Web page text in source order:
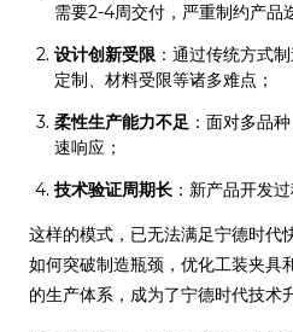
需要2-4周交付，严重制约产品
设计创新受限 ：通过传统方式
定制、材料受限等诸多难点；
柔性生产能力不足 ：面对多品
速响应；
技术验证周期长 ：新产品开发
这样的模式，已无法满足宁德时代
如何突破制造瓶颈，优化工装夹具
的生产体系，成为了宁德时代技术